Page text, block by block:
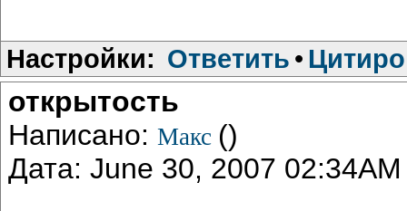
Настройки: Ответить •
открытость
Написано: Макс ()
Дата: June 30, 2007 02:34AM